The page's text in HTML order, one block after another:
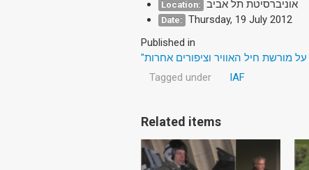
Location: אוניברסיטת תל אביב
Date: Thursday, 19 July 2012
Published in
מורשת חיל האוויר וציפורים אחרות
Tagged under
IAF
Related items